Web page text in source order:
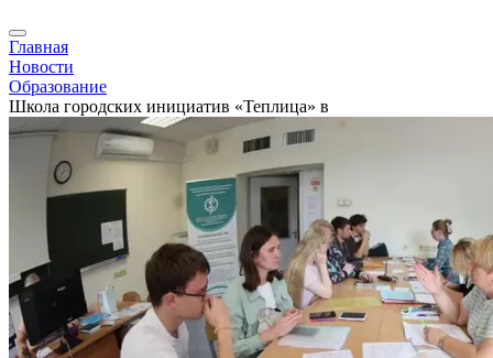
Главная
Новости
Образование
Школа городских инициатив «Теплица» в